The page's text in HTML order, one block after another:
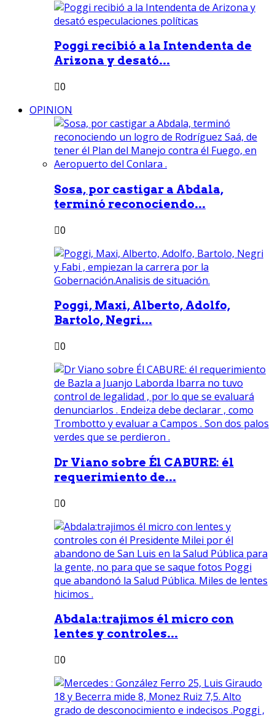
Poggi recibió a la Intendenta de
Arizona y desató...
0
OPINION
Sosa, por castigar a Abdala,
terminó reconociendo...
0
Poggi, Maxi, Alberto, Adolfo,
Bartolo, Negri...
0
Dr Viano sobre Él CABURE: él
requerimiento de...
0
Abdala:trajimos él micro con
lentes y controles...
0